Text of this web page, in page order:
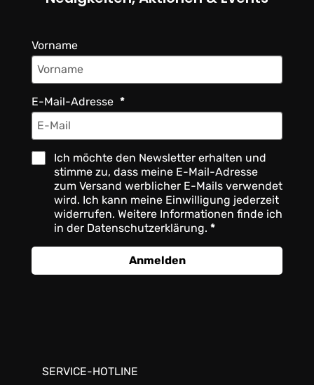
Vorname
E-Mail-Adresse
Ich möchte den Newsletter erhalten und
stimme zu, dass meine E-Mail-Adresse
zum Versand werblicher E-Mails verwendet
wird. Ich kann meine Einwilligung jederzeit
widerrufen. Weitere Informationen finde ich
in der Datenschutzerklärung.
Anmelden
SERVICE-HOTLINE